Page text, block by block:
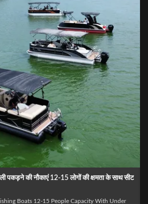
बोट, अधिकतम 150HP हॉर्सपावर के साथ
Pontoon Boat 25-30FT with Pontoon Hull Type
type for superior stability Optional stereo